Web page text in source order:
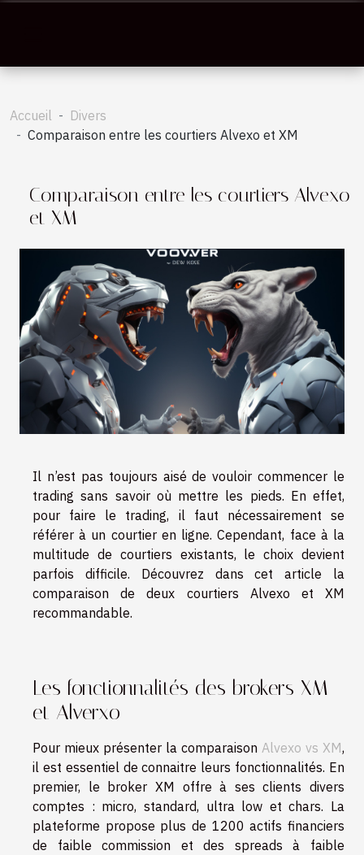
Accueil
Divers
Comparaison entre les courtiers Alvexo et XM
Comparaison entre les courtiers Alvexo
et XM
Il n’est pas toujours aisé de vouloir commencer le
trading sans savoir où mettre les pieds. En effet,
pour faire le trading, il faut nécessairement se
référer à un courtier en ligne. Cependant, face à la
multitude de courtiers existants, le choix devient
parfois difficile. Découvrez dans cet article la
comparaison de deux courtiers Alvexo et XM
recommandable.
Les fonctionnalités des brokers XM
et Alverxo
Pour mieux présenter la comparaison Alvexo vs XM,
il est essentiel de connaitre leurs fonctionnalités. En
premier, le broker XM offre à ses clients divers
comptes : micro, standard, ultra low et chars. La
plateforme propose plus de 1200 actifs financiers
de faible commission et des spreads à faible